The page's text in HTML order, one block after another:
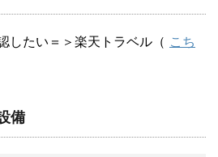
したい＝＞楽天トラベル（ こち
備